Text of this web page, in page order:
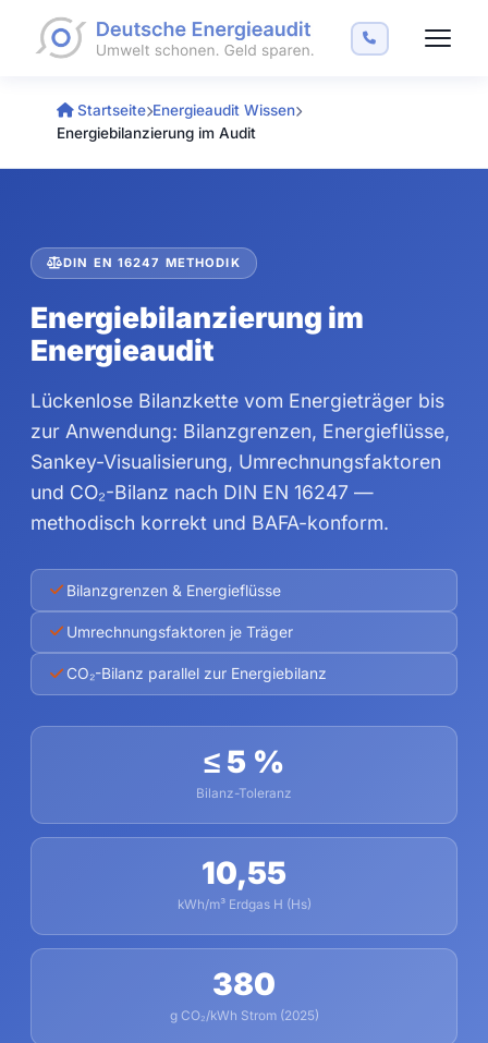
Startseite Energieaudit Wissen
Energiebilanzierung im Audit
DIN EN 16247 METHODIK
Energiebilanzierung im
Energieaudit
Lückenlose Bilanzkette vom Energieträger bis
zur Anwendung: Bilanzgrenzen, Energieflüsse,
Sankey-Visualisierung, Umrechnungsfaktoren
und CO₂-Bilanz nach DIN EN 16247 —
methodisch korrekt und BAFA-konform.
Bilanzgrenzen & Energieflüsse
Umrechnungsfaktoren je Träger
CO₂-Bilanz parallel zur Energiebilanz
≤ 5 %
Bilanz-Toleranz
10,55
kWh/m³ Erdgas H (Hs)
380
g CO₂/kWh Strom (2025)